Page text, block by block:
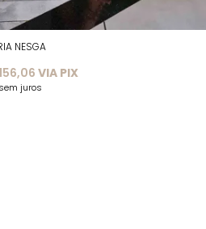
NESGA
VIA PIX
sem juros